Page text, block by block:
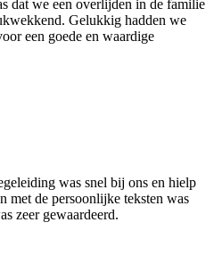
dat we een overlijden in de familie
Gelukkig hadden we
een goede en waardige
was snel bij ons en hielp
met de persoonlijke teksten was
zeer gewaardeerd.